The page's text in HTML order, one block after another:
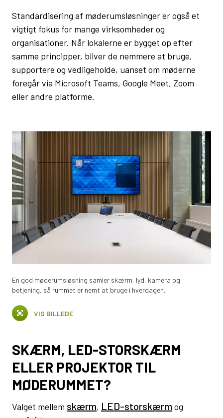
Standardisering af møderumsløsninger er også et
vigtigt fokus for mange virksomheder og
organisationer. Når lokalerne er bygget op efter
samme principper, bliver de nemmere at bruge,
supportere og vedligeholde, uanset om møderne
foregår via Microsoft Teams, Google Meet, Zoom
eller andre platforme.
En god møderumsløsning samler skærm, lyd, kamera og
betjening, så rummet er nemt at bruge i hverdagen.
VIS BILLEDE
SKÆRM, LED-STORSKÆRM
ELLER PROJEKTOR TIL
MØDERUMMET?
Valget mellem skærm, LED-storskærm og